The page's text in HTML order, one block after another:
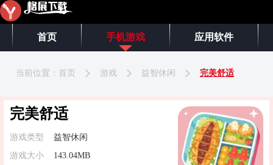
首页 手机游戏 应用软件
当前位置： 首页 游戏 益智休闲 完美舒适
完美舒适
游戏类型
益智休闲
游戏大小
143.04MB